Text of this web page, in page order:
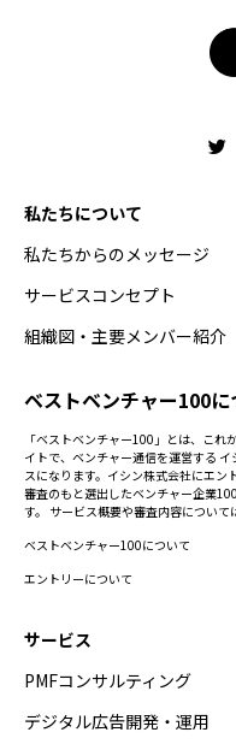
私たちについて
私たちからのメッセージ
サービスコンセプト
組織図・主要メンバー紹介
ベストベンチャー100に
「ベストベンチャー100」とは、こ
イトで、ベンチャー通信を運営する
スになります。イシン株式会社にエン
審査のもと選出したベンチャー企業
す。 サービス概要や審査内容について
ベストベンチャー100について
エントリーについて
サービス
PMFコンサルティング
デジタル広告開発・運用